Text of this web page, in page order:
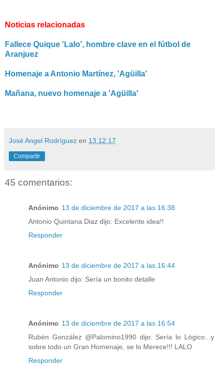
Noticias relacionadas
Fallece Quique 'Lalo', hombre clave en el fútbol de
Aranjuez
Homenaje a Antonio Martínez, 'Agüilla'
Mañana, nuevo homenaje a 'Agüilla'
José Angel Rodríguez en 13.12.17
Compartir
45 comentarios:
Anónimo 13 de diciembre de 2017 a las 16:38
Antonio Quintana Diaz dijo: Excelente idea!!
Responder
Anónimo 13 de diciembre de 2017 a las 16:44
Juan Antonio dijo: Sería un bonito detalle
Responder
Anónimo 13 de diciembre de 2017 a las 16:54
Rubén González‏ @Palomino1990 dijo: Sería lo Lógico...y
sobre todo un Gran Homenaje, se lo Merece!!! LALO
Responder